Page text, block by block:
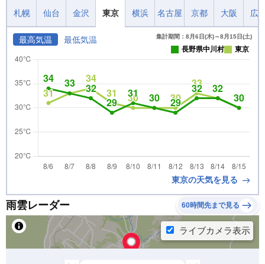
札幌 仙台 金沢 東京 横浜 名古屋 京都 大阪 広
最高気温 最低気温 集計期間：8月6日(木)～8月15日(土)
長野県中川村 東京
東京の天気を見る
雨雲レーダー 60時間先まで見る